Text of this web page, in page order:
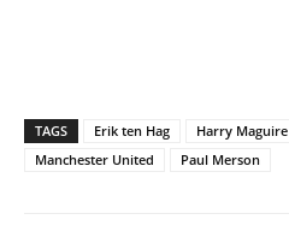
TAGS Erik ten Hag Harry Maguire
Manchester United
Paul Merson